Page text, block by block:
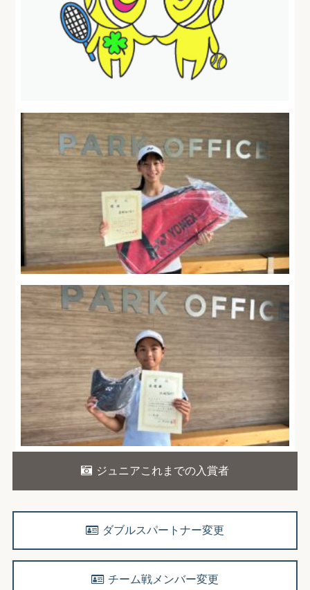
ジュニアこれまでの入賞者
ダブルスパートナー変更
チーム戦メンバー変更